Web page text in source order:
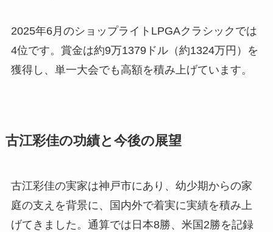
2025年6月のショップライトLPGAクラシックでは
4位です。賞金は約9万1379ドル（約1324万円）を
獲得し、単一大会でも高額を積み上げています。
古江彩佳の功績と今後の展望
古江彩佳の実家は神戸市にあり、幼少期からの家
庭の支えを背景に、国内外で着実に実績を積み上
げてきました。通算では日本8勝、米国2勝を記録